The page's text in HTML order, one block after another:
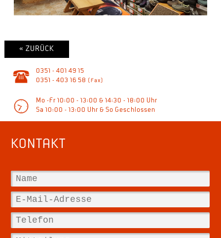
« ZURÜCK
0351 - 401 49 15
0351 - 403 16 58 (Fax)
Mo -Fr 10:00 - 13:00 & 14:30 - 18:00 Uhr
Sa 10:00 - 13:00 Uhr & So Geschlossen
KONTAKT